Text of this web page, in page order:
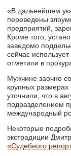
«В дальнейшем
переведены
предприятий,
Кроме того,
заведомо
сейчас
отметили в
Мужчине заочно
крупных
уточнили, что в
подразделением
международный
Некоторые
экстрадиции
«Судебного